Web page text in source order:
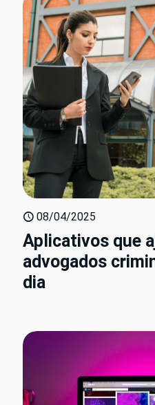
08/04/2025
Aplicativos que
advogados
dia